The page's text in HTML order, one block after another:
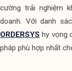
cường trải nghiệm
ORDERSYS hy vọng
pháp phù hợp nhất